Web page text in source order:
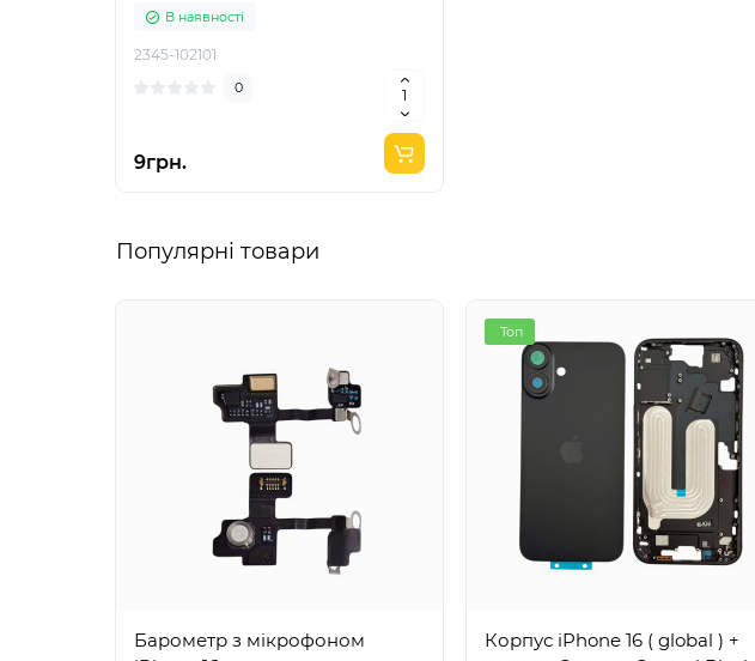
В наявності
2345-102101
0
9грн.
Популярні товари
Барометр з мікрофоном
Топ
Корпус iPhone 16 ( global ) +